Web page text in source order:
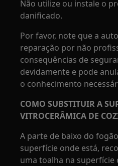
Não utilize ou instale o
danificado.
Por favor, note que a
reparação por não
consequências de
devidamente e pode
o conhecimento
COMO SUBSTITUIR A
VITROCERÂMICA DE
A parte de baixo do
superfície onde está,
uma toalha na